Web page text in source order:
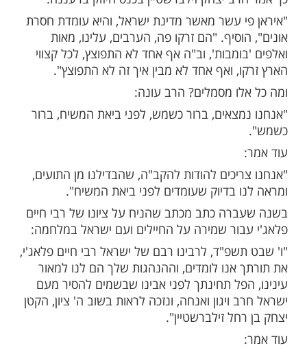
עוד תוכן חדש ומפתיע! התחברו לכל
שלנו בתהיליםבלחיצה כאן >>>​
פה בניסי ניסים. אף אחד לא מבין איך
פה. אנחנו אומה קטנה, שמונה מליון
פה מדינות עצומות וגדולות ממש".
יצחק זילברשטיין בכנס חיזוק ברעננה.
עשר מאשר מדינת ישראל, והיא עומדת חסרת
"הם זרקו פה, הערבים, עלינו, מאות
וב"ה אף אחד לא התפוצץ, לכל קצווי
ואף אחד לא מבין איך זה לא התפוצץ".
מסמלים? הרב עונה:
ברור כשמש, לפני ביאת המשיח, ברור